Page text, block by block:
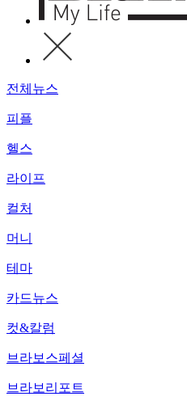
전체뉴스
피플
헬스
라이프
컬처
머니
테마
카드뉴스
컷&칼럼
브라보스페셜
브라보리포트